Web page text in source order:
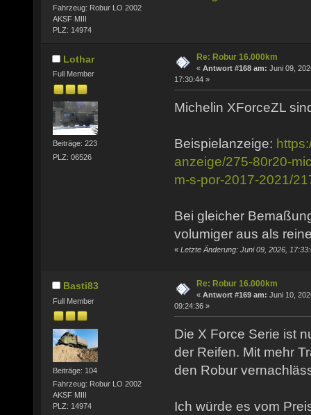
Fahrzeug: Robur LO 2002
AKSF MIII
PLZ: 14974
Lothar
Full Member
Beiträge: 223
PLZ: 06526
Re: Robur 16.000km
« Antwort #168 am: Juni 09,
17:30:44 »
Michelin XForceZL
Beispielanzeige:
anzeige/275-80r20-
m-s-por-2017-2021/
Bei gleicher
volumiger aus als
« Letzte Änderung: Juni 09, 2026,
Basti83
Full Member
Beiträge: 104
Fahrzeug: Robur LO 2002
AKSF MIII
PLZ: 14974
Re: Robur 16.000km
« Antwort #169 am: Juni 10,
09:24:36 »
Die X Force Serie ist
der Reifen. Mit mehr
den Robur
Ich würde es vom